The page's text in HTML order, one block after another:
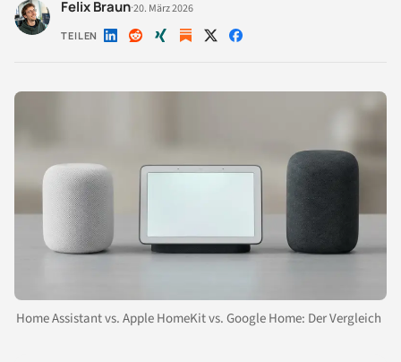
Felix Braun·20. März 2026
TEILEN Auf Auf Auf Auf Auf
Home Assistant vs. Apple HomeKit vs. Google Home: Der Vergleich